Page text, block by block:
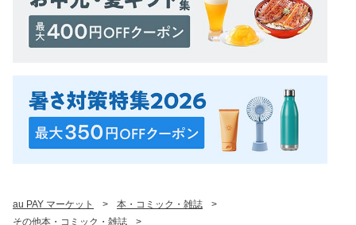
au PAY マーケット > 本・コミック・雑誌
>
その他本・コミック・雑誌
>